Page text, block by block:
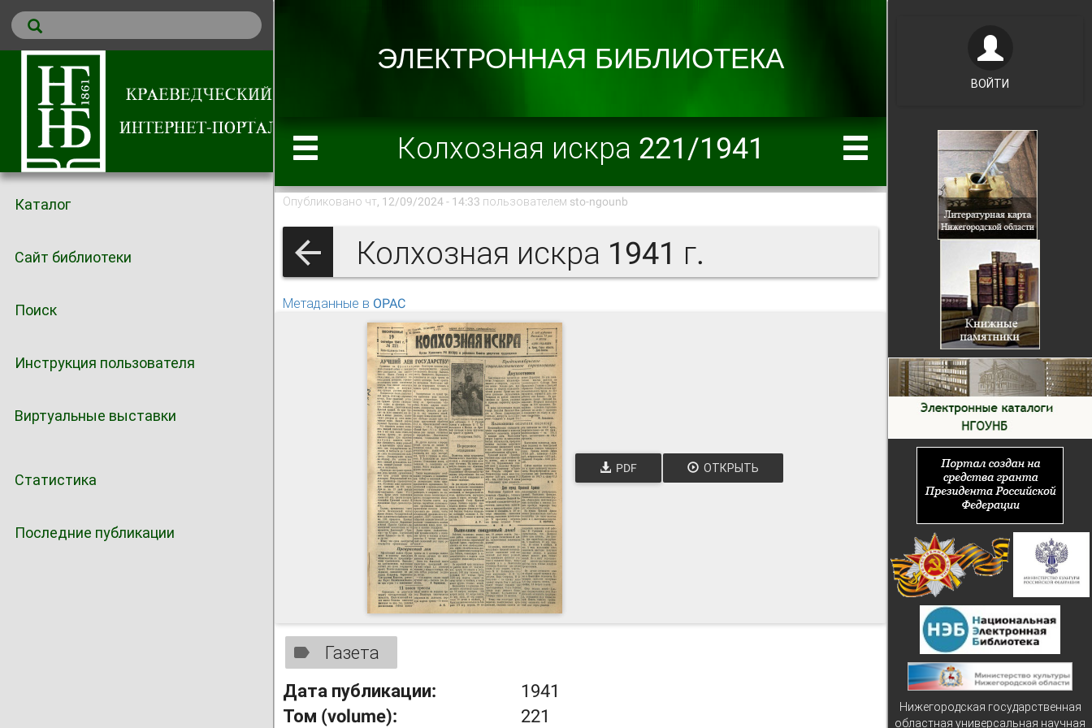
Каталог
Сайт библиотеки
Поиск
Инструкция пользователя
Виртуальные выставки
Статистика
Последние публикации
Колхозная искра 221/1941
Опубликовано чт, 12/09/2024 - 14:33 пользователем sto-ngounb
Колхозная искра 1941 г.
Метаданные в OPAC
PDF ОТКРЫТЬ
Газета
Дата публикации:
1941
Том (volume):
221
ВОЙТИ
Нижегородская государственная
областная универсальная научная